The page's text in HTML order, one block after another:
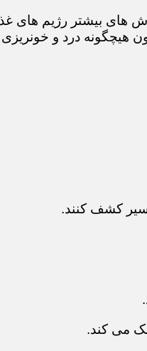
های بیشتر رژیم های
هیچگونه درد و
کشف کنند.
می کند.